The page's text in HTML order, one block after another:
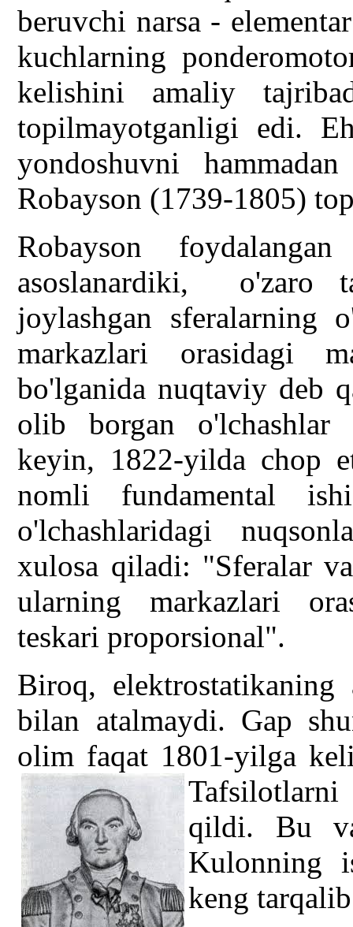
beruvchi narsa -
kuchlarning
kelishini amaliy
topilmayotganligi edi.
yondoshuvni
Robayson (1739-1805)
Robayson
asoslanardiki, o'zaro
joylashgan sferalarning
markazlari orasidagi
bo'lganida nuqtaviy deb
olib borgan o'lchashlar
keyin, 1822-yilda chop
nomli fundamental
o'lchashlaridagi
xulosa qiladi: "Sferalar
ularning markazlari
teskari proporsional".
Biroq,
bilan atalmaydi. Gap
olim faqat 1801-yilga
Tafsilotlarni
qildi. Bu
Kulonning
keng